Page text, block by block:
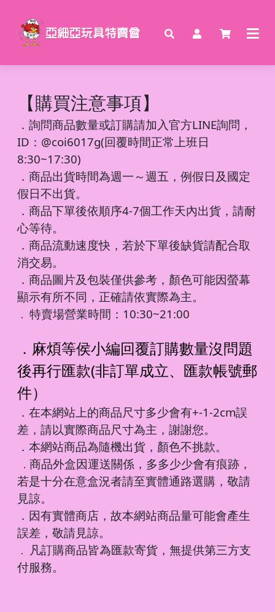
【購買注意事項】
． 詢問商品數量或訂購請加入官方LINE詢問，
ID：@coi6017g(回覆時間正常上班日
8:30~17:30)
．商品出貨時間為週一～週五，例假日及國定
假日不出貨。
．商品下單後依順序4-7個工作天內出貨，請耐
心等待。
．商品流動速度快，若於下單後缺貨請配合取
消交易。
．商品圖片及包裝僅供參考，顏色可能因螢幕
顯示有所不同，正確請依實際為主。
． 特賣場營業時間：10:30~21:00
．麻煩等侯小編回覆訂購數量沒問題
後再行匯款(非訂單成立、匯款帳號郵
件）
．在本網站上的商品尺寸多少會有+-1-2cm誤
差，請以實際商品尺寸為主，謝謝您。
．本網站商品為隨機出貨，顏色不挑款。
． 商品外盒因運送關係，多多少少會有痕跡，
若是十分在意盒況者請至實體通路選購，敬請
見諒。
．因有實體商店，故本網站商品量可能會產生
誤差，敬請見諒。
． 凡訂購商品皆為匯款寄貨，無提供第三方支
付服務。